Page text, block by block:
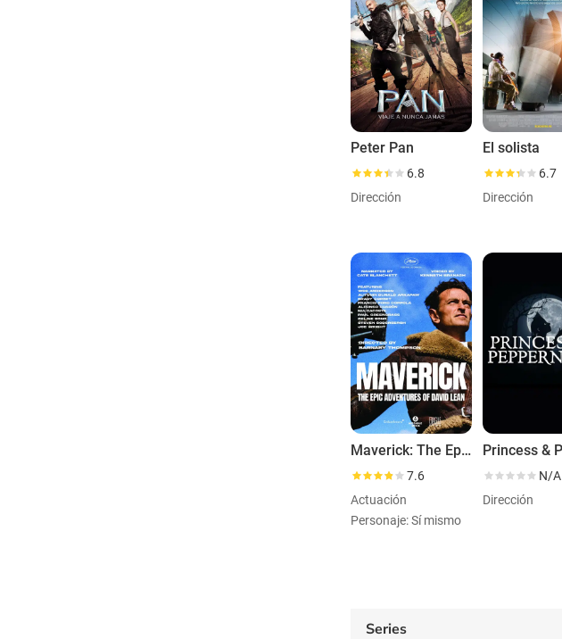
Peter Pan
6.8
Dirección
El solista
6.7
Dirección
Maverick: The Epic Adventures of David Lean
7.6
Actuación
Personaje: Sí mismo
N/A
Dirección
Series